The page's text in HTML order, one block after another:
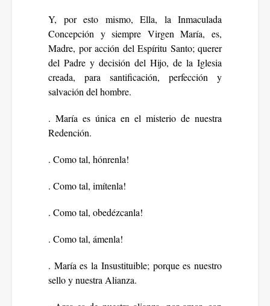
Y, por esto mismo, Ella, la Inmaculada
Concepción y siempre Virgen María, es,
Madre, por acción del Espíritu Santo; querer
del Padre y decisión del Hijo, de la Iglesia
creada, para santificación, perfección y
salvación del hombre.
. María es única en el misterio de nuestra
Redención.
. Como tal, hónrenla!
. Como tal, imítenla!
. Como tal, obedézcanla!
. Como tal, ámenla!
. María es la Insustituible; porque es nuestro
sello y nuestra Alianza.